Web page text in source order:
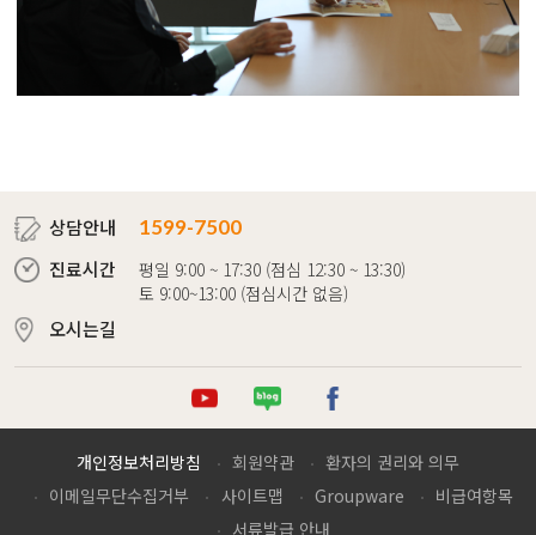
상담안내
1599-7500
진료시간
평일 9:00 ~ 17:30 (점심 12:30 ~ 13:30)
토 9:00~13:00 (점심시간 없음)
오시는길
튜브 로그 이스북
개인정보처리방침 회원약관
환자의 권리와 의무
이메일무단수집거부
사이트맵 Groupware
비급여항목
서류발급 안내